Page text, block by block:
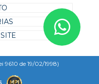
de 19/02/1998)